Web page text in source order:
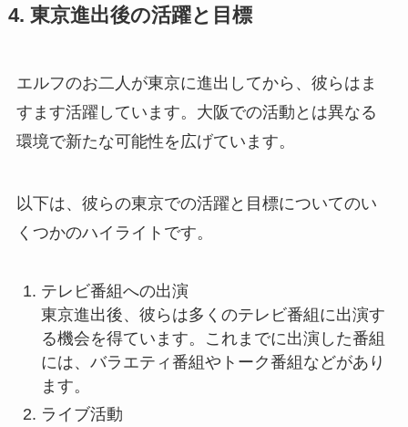
4. 東京進出後の活躍と目標
エルフのお二人が東京に進出してから、彼らはま
すます活躍しています。大阪での活動とは異なる
環境で新たな可能性を広げています。
以下は、彼らの東京での活躍と目標についてのい
くつかのハイライトです。
テレビ番組への出演
東京進出後、彼らは多くのテレビ番組に出演す
る機会を得ています。これまでに出演した番組
には、バラエティ番組やトーク番組などがあり
ます。
ライブ活動